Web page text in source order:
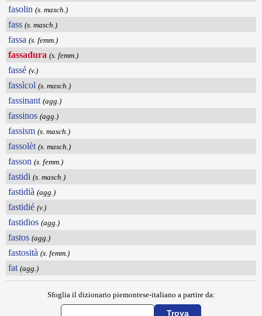
fasolin (s. masch.)
fass (s. masch.)
fassa (s. femm.)
fassadura (s. femm.)
fassé (v.)
fassìcol (s. masch.)
fassinant (agg.)
fassinos (agg.)
fassism (s. masch.)
fassolèt (s. masch.)
fasson (s. femm.)
fastidi (s. masch.)
fastidià (agg.)
fastidié (v.)
fastidios (agg.)
fastos (agg.)
fastosità (s. femm.)
fat (agg.)
Sfoglia il dizionario piemontese-italiano a partire da: